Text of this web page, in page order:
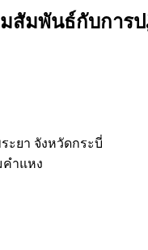
สัมพันธ์กับกา
ะยา จังหวัดกระบี่
ำแหง